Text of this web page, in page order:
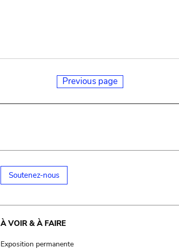
Previous page
Soutenez-nous
À VOIR & À FAIRE
Exposition permanente